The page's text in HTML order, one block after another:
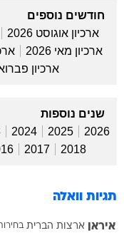
חודשים נוספים
ארכיון אוגוסט 2026
ארכיון מאי 2026
ארכיון פברואר
שנים נוספות
2026
2025
2024
2018
2017
תגיות וואלה
איראן ארצות הברית בחירות